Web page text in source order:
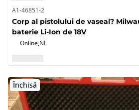
A1-46851-2
Corp al pistolului de vaseal?
baterie Li-Ion de 18V
Online,NL
Închisă